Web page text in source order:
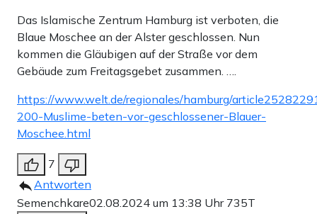
Das Islamische Zentrum Hamburg ist verboten, die
Blaue Moschee an der Alster geschlossen. Nun
kommen die Gläubigen auf der Straße vor dem
Gebäude zum Freitagsgebet zusammen. ….
https://www.welt.de/regionales/hamburg/
200-Muslime-beten-vor-geschlossener-Blauer-
Moschee.html
7
Antworten
Semenchkare02.08.2024 um 13:38 Uhr 735T